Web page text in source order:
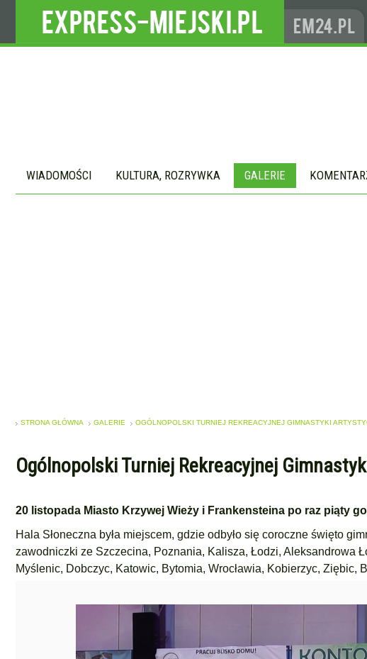
WIADOMOŚCI KULTURA, ROZRYWKA GALERIE
STRONA GŁÓWNA GALERIE OGÓLNOPOLSKI TURNIEJ REKREACYJNEJ GIMNASTYKI
Ogólnopolski Turniej Rekreacyjnej
20 listopada Miasto Krzywej Wieży i Frankensteina po raz piąty
Hala Słoneczna była miejscem, gdzie odbyło się coroczne święto
zawodniczki ze Szczecina, Poznania, Kalisza, Łodzi, Aleksandrowa
Myślenic, Dobczyc, Katowic, Bytomia, Wrocławia, Kobierzyc, Ziębic,